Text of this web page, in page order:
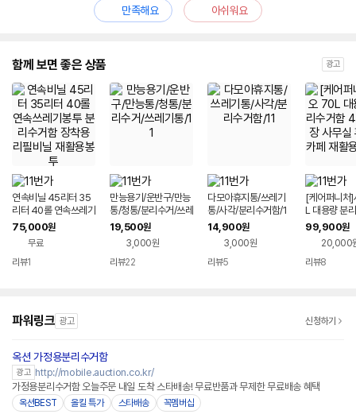
만족해요
아쉬워요
함께 보면 좋은 상품 광고
연속비닐 45리터 35
리터 40롤 연속쓰레기
봉투 분리수거함 장착
용 리필비닐 재활용봉
75,000원
무료
리뷰1
만능용기/운반구/만능
통/청통/분리수거/쓰레
기통/11
19,500원
3,000원
리뷰22
다모아휴지통/쓰레기
통/사각/분리수거함/1
114,900원
3,000원
리뷰5
[케어퍼니처
L 대용량 분
4단 수납장
지통 카페 재
99,900원
20,000
리뷰8
파워링크 광고 신청하기
옥션 가정용분리수거함
광고 http://mobile.auction.co.kr/
가정용분리수거함 오늘주문 내일 도착 스타배송! 무료반품과 무제한 무료배송 혜택
옥션BEST 올킬 특가 스타배송 꼭멤버십